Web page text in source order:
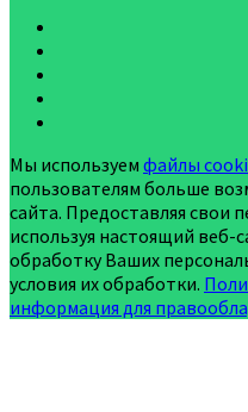
Мы используем файлы
пользователям больше
сайта. Предоставляя свои
используя настоящий веб-
обработку Ваших
условия их обработки.
информация для